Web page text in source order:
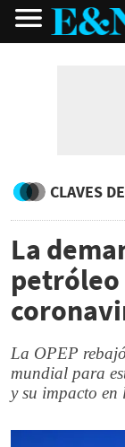
CLAVES
La
petróleo
La OPEP
mundial para
y su impacto en